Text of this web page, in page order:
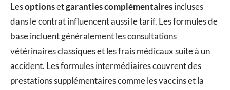
Lesoptionsetgaranties complémentairesincluses
dans le contrat influencent aussi le tarif. Les formules de
base incluent généralement les consultations
vétérinaires classiques et les frais médicaux suite à un
accident. Les formules intermédiaires couvrent des
prestations supplémentaires comme les vaccins et la